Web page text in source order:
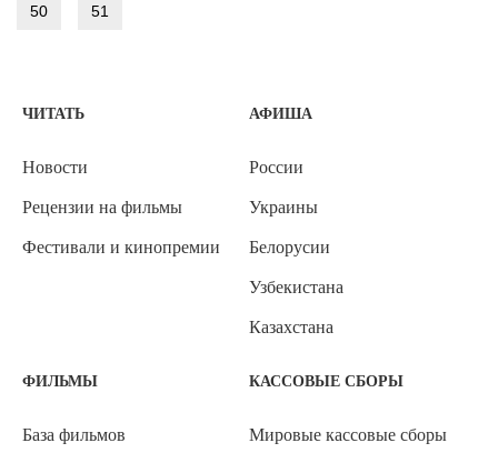
50 51
ЧИТАТЬ
Новости
Рецензии на фильмы
Фестивали и кинопремии
АФИША
России
Украины
Белорусии
Узбекистана
Казахстана
ФИЛЬМЫ
База фильмов
КАССОВЫЕ СБОРЫ
Мировые кассовые сборы